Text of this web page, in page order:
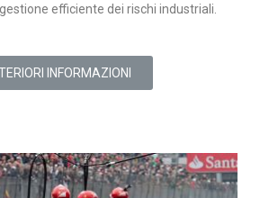
efficiente dei rischi industriali.
INFORMAZIONI